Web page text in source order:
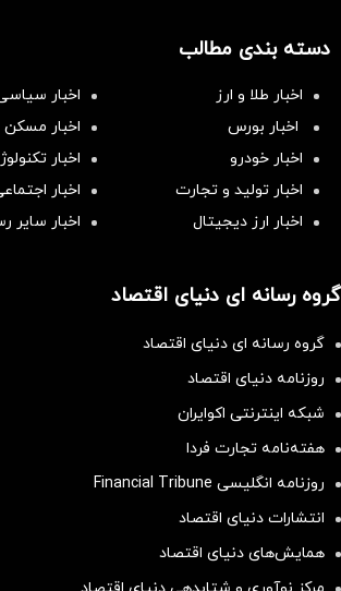
دسته بندی مطالب
اخبار طلا و ارز
اخبار
اخبار بورس
اخبار مسکن
اخبار خودرو
اخبار
اخبار تولید و تجارت
اخبار
اخبار ارز دیجیتال
اخبار سایر
گروه رسانه ای دنیای اقتصاد
گروه رسانه ای دنیای اقتصاد
روزنامه دنیای اقتصاد
شبکه اینترنتی اکوایران
هفته‌نامه تجارت فردا
روزنامه انگلیسی Financial Tribune
انتشارات دنیای اقتصاد
همایش‌های دنیای اقتصاد